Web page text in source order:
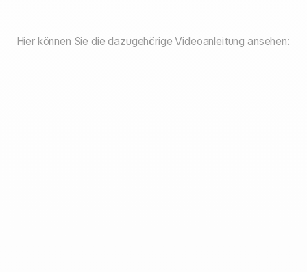
Hier können Sie die dazugehörige Videoanleitung ansehen: